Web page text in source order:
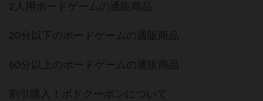
2人用ボードゲームの通販商品
20分以下のボードゲームの通販商品
60分以上のボードゲームの通販商品
割引購入！ボドクーポンについて